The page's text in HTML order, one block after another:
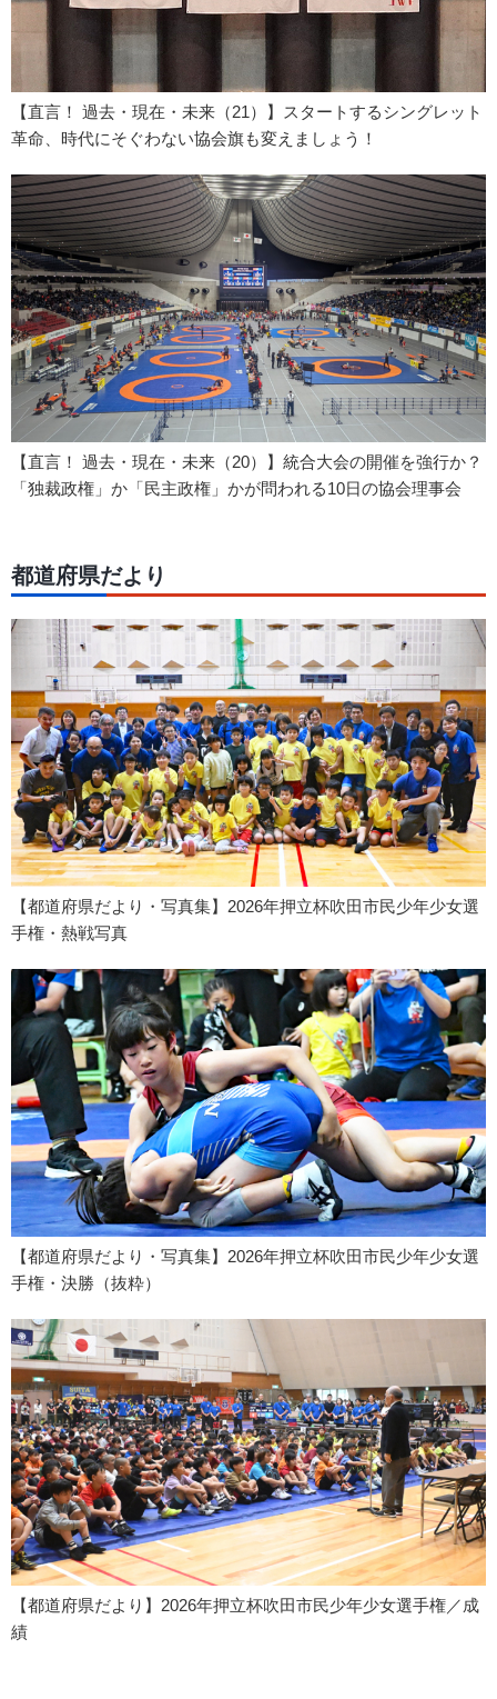
【直言！ 過去・現在・未来（21）】スタートするシングレット
革命、時代にそぐわない協会旗も変えましょう！
【直言！ 過去・現在・未来（20）】統合大会の開催を強行か？
「独裁政権」か「民主政権」かが問われる10日の協会理事会
都道府県だより
【都道府県だより・写真集】2026年押立杯吹田市民少年少女選
手権・熱戦写真
【都道府県だより・写真集】2026年押立杯吹田市民少年少女選
手権・決勝（抜粋）
【都道府県だより】2026年押立杯吹田市民少年少女選手権／成
績